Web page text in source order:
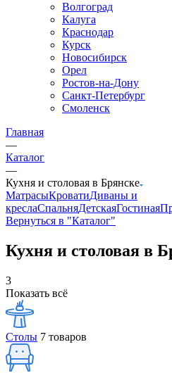
Волгоград
Калуга
Краснодар
Курск
Новосибирск
Орел
Ростов-на-Дону
Санкт-Петербург
Смоленск
Главная
—
Каталог
—
Кухня и столовая в Брянске
МатрасыКроватиДиваны и
креслаСпальняДетскаяГостиная
Вернуться в "Каталог"
Кухня и столовая в
3
Показать всё
Столы 7 товаров